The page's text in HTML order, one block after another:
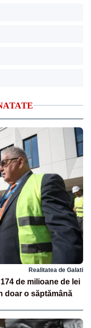
Realitatea de Galati
de milioane de lei
doar o săptămână